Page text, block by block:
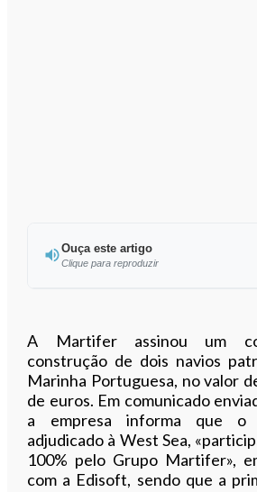
Ouça este artigo
Clique para reproduzir
A Martifer assinou um
construção de dois navios
Marinha Portuguesa, no valor
de euros. Em comunicado
a empresa informa que o
adjudicado à West Sea,
100% pelo Grupo Martifer»,
com a Edisoft, sendo que a